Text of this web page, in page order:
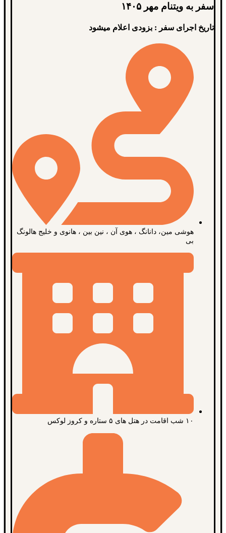
سفر به ویتنام مهر ۱۴۰۵
تاریخ اجرای سفر : بزودی اعلام میشود
هوشی مین، دانانگ ، هوی آن ، نین بین ، هانوی و خلیج هالونگ
بی​
۱۰ شب اقامت در هتل های ۵ ستاره و کروز لوکس